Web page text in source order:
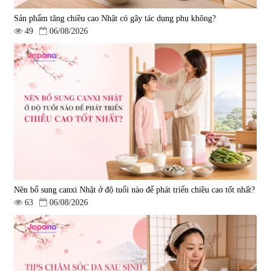
Sản phẩm tăng chiều cao Nhật có gây tác dụng phụ không?
49
06/08/2026
Nên bổ sung canxi Nhật ở độ tuổi nào để phát triển chiều cao tốt nhất?
63
06/08/2026